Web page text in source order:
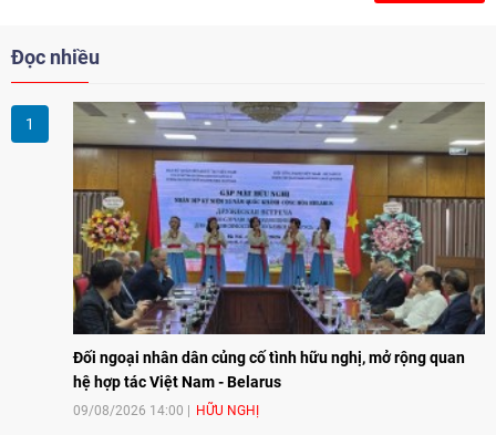
Đọc nhiều
Đối ngoại nhân dân củng cố tình hữu nghị, mở rộng quan
hệ hợp tác Việt Nam - Belarus
09/08/2026 14:00 HỮU NGHỊ